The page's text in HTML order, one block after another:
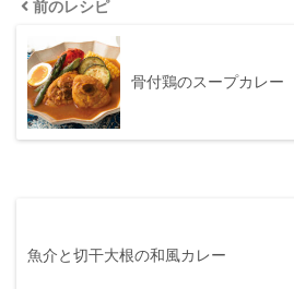
前のレシピ
骨付鶏のスープカレー
魚介と切干大根の和風カレー